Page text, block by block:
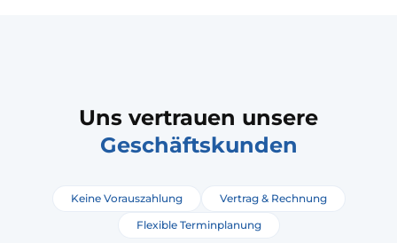
Uns vertrauen unsere
Geschäftskunden
Keine Vorauszahlung
Vertrag & Rechnung
Flexible Terminplanung